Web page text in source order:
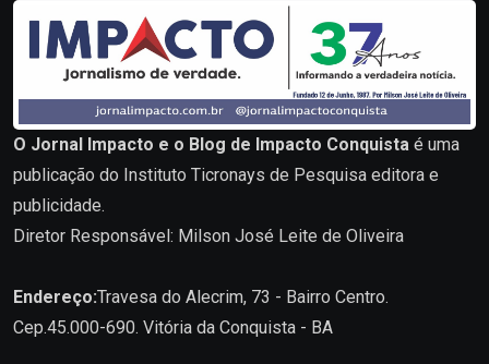
O Jornal Impacto e o Blog de Impacto Conquista é uma
publicação do Instituto Ticronays de Pesquisa editora e
publicidade.
Diretor Responsável: Milson José Leite de Oliveira
Endereço:Travesa do Alecrim, 73 - Bairro Centro.
Cep.45.000-690. Vitória da Conquista - BA